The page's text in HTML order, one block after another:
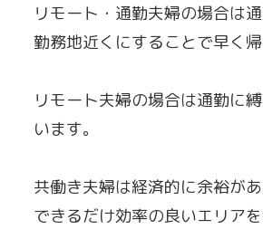
リモート・通勤夫婦の場合は
勤務地近くにすることで早く
リモート夫婦の場合は通勤に
います。
共働き夫婦は経済的に余裕が
できるだけ効率の良いエリア